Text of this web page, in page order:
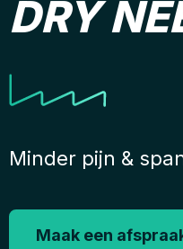
DRY
Minder pijn &
Maak een